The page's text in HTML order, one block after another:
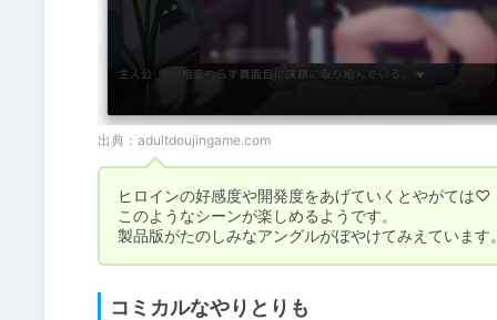
出典： adultdoujingame.com
ヒロインの好感度や開発度をあげていくとやがては♡
このようなシーンが楽しめるようです。
製品版がたのしみなアングルがぼやけてみえています
コミカルなやりとりも